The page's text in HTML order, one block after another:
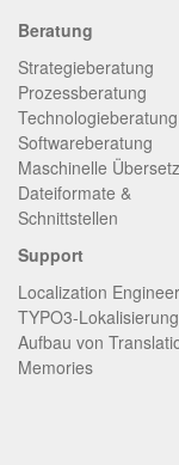
Beratung
Strategieberatung
Prozessberatung
Technologieberatung
Softwareberatung
Maschinelle
Dateiformate &
Schnittstellen
Support
Localization
TYPO3-Lokalisierung
Aufbau von
Memories